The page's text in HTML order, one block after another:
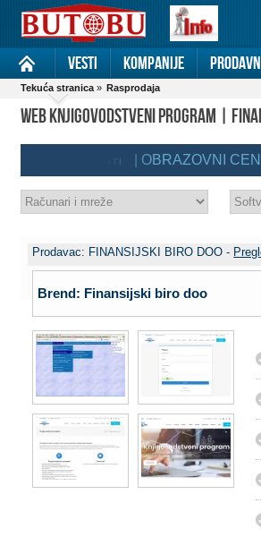
Vesti Kompanije
Tekuća stranica » Rasprodaja
WEB KNJIGOVODSTVENI PROGRAM |
| OBRAZOVNI
Prodavac: FINANSIJSKI BIRO DOO -
Brend: Finansijski biro doo